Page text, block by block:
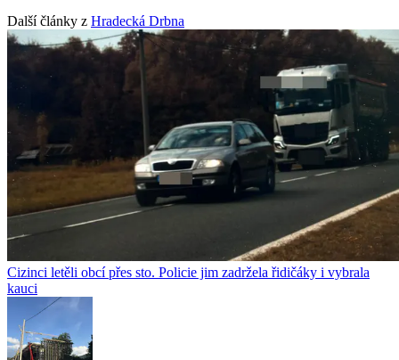
Další články z Hradecká Drbna
Cizinci letěli obcí přes sto. Policie jim zadržela řidičáky i vybrala
kauci